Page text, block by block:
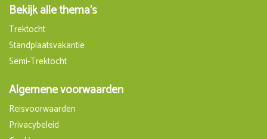
Bekijk alle thema's
Trektocht
Standplaatsvakantie
Semi-Trektocht
Algemene voorwaarden
Reisvoorwaarden
Privacybeleid